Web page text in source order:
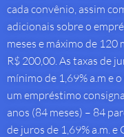
cada convênio, assim
adicionais sobre o
meses e máximo de
R$ 200,00. As taxas de
mínimo de 1,69% a.m e
um empréstimo
anos (84 meses) – 84
de juros de 1,69% a.m. e